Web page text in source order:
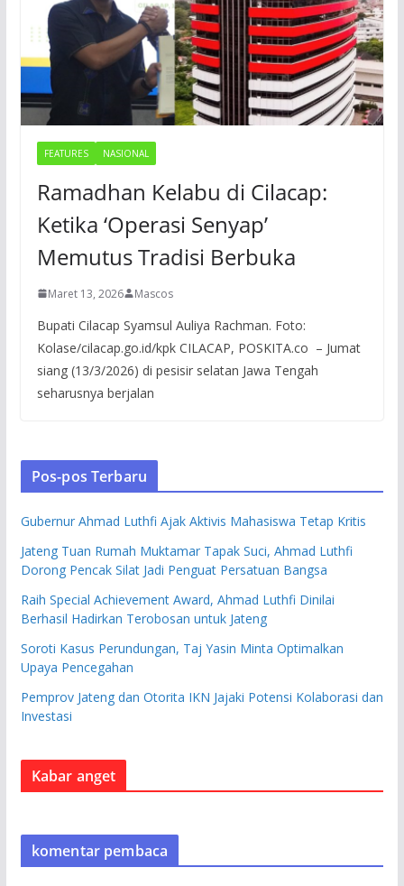
FEATURES NASIONAL
Ramadhan Kelabu di Cilacap:
Ketika ‘Operasi Senyap’
Memutus Tradisi Berbuka
Maret 13, 2026 Mascos
Bupati Cilacap Syamsul Auliya Rachman. Foto:
Kolase/cilacap.go.id/kpk CILACAP, POSKITA.co – Jumat
siang (13/3/2026) di pesisir selatan Jawa Tengah
seharusnya berjalan
Pos-pos Terbaru
Gubernur Ahmad Luthfi Ajak Aktivis Mahasiswa Tetap Kritis
Jateng Tuan Rumah Muktamar Tapak Suci, Ahmad Luthfi
Dorong Pencak Silat Jadi Penguat Persatuan Bangsa
Raih Special Achievement Award, Ahmad Luthfi Dinilai
Berhasil Hadirkan Terobosan untuk Jateng
Soroti Kasus Perundungan, Taj Yasin Minta Optimalkan
Upaya Pencegahan
Pemprov Jateng dan Otorita IKN Jajaki Potensi Kolaborasi dan
Investasi
Kabar anget
komentar pembaca